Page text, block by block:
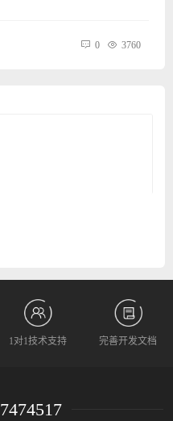
0 3760
1对1技术支持 完善开发文档